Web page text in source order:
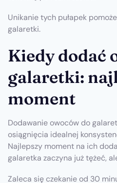
Unikanie tych pułapek
galaretki.
Kiedy dodać
galaretki:
moment
Dodawanie owoców do
osiągnięcia idealnej
Najlepszy moment na ich
galaretka zaczyna już tężeć,
Zaleca się czekanie od 30